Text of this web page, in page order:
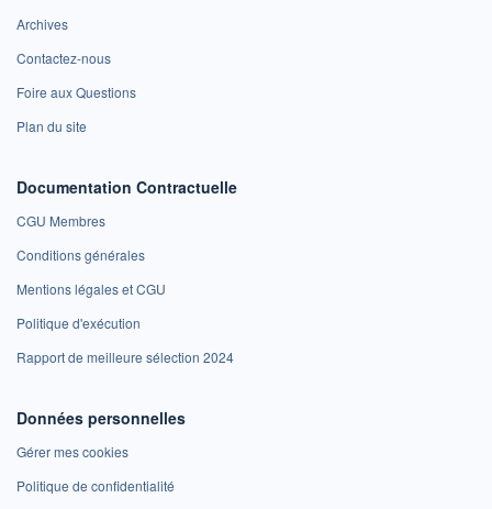
Archives
Contactez-nous
Foire aux Questions
Plan du site
Documentation Contractuelle
CGU Membres
Conditions générales
Mentions légales et CGU
Politique d'exécution
Rapport de meilleure sélection 2024
Données personnelles
Gérer mes cookies
Politique de confidentialité